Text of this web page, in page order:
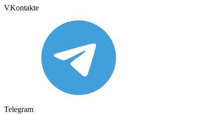
VKontakte
Telegram